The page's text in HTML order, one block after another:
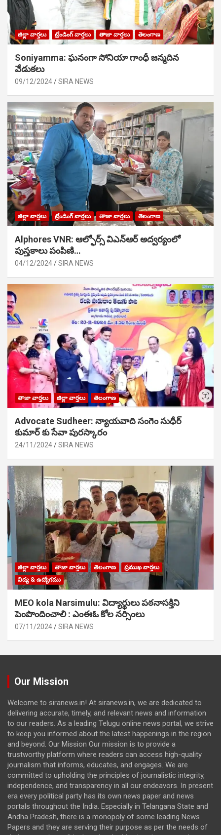
జిల్లా వార్తలు ట్రేండింగ్ వార్తలు తాజా వార్తలు తెలంగాణ
Soniyamma: ఘ‌నంగా సోనియా గాంధీ జ‌న్మ‌దిన
వేడుక‌లు
09/12/2024 SIRA NEWS
జిల్లా వార్తలు ట్రేండింగ్ వార్తలు తాజా వార్తలు తెలంగాణ
Alphores VNR: ఆల్ఫోర్స్ విఎన్ఆర్ అద్వర్యంలో
పుస్తకాలు పంపిణి…
04/12/2024 SIRA NEWS
తాజా వార్తలు జిల్లా వార్తలు తెలంగాణ
Advocate Sudheer: న్యాయవాది సంగెం సుధీర్
కుమార్ కు సేవా పురస్కారం
24/11/2024 SIRA NEWS
జిల్లా వార్తలు తాజా వార్తలు తెలంగాణ
ప్రముఖ వార్తలు
విద్య & ఉద్యోగము
MEO kola Narsimulu: విద్యార్థులు పఠ‌నాసక్తిని
పెంపొందించాలి : ఎంఈఓ కోల నర్సింలు
07/11/2024 SIRA NEWS
Our Mission
Welcome to siranews.in! At siranews.in, we are dedicated to
delivering accurate, timely, and relevant news and information
to our readers. As a leading Telugu online news portal, we strive
to keep you informed about the latest happenings in the region
and beyond. Our Mission Our mission is to provide a
trustworthy platform where readers can access high-quality
journalism that informs, educates, and engages. We are
committed to upholding the principles of journalistic integrity,
independence, and transparency in all our endeavors. In present
era every political party has its own news paper and news
portals throughout the India. Especially in Telangana State and
Andha Pradesh, there is a monopoly of some leading News
Papers and they are serving their purpose as per the needs of